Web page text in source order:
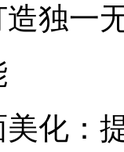
独一
：提